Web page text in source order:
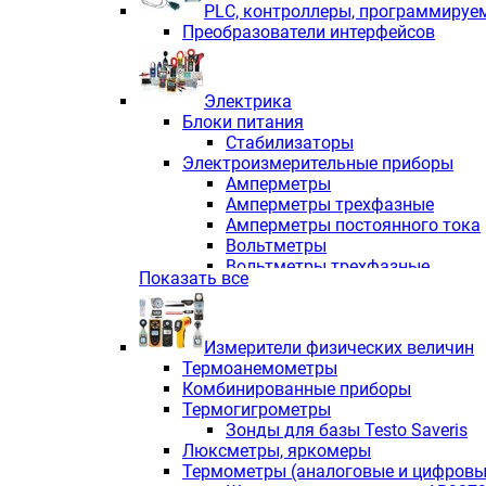
PLС, контроллеры,
Преобразователи интерфейсов
Электрика
Блоки питания
Стабилизаторы
Электроизмерительные приборы
Амперметры
Амперметры трехфазные
Амперметры постоянного тока
Вольтметры
Вольтметры трехфазные
Вольтметры постоянного тока
Индикаторы аналоговых
Измерители COS F
Комбинированные приборы
Комбинированные приборы
Комбинированные приборы
Анализаторы качества
Анализаторы мощности
Показать все
Измерители физических величин
Термоанемометры
Комбинированные приборы
Термогигрометры
Зонды для базы Testo Saveris
Люксметры, яркомеры
Термометры (аналоговые и